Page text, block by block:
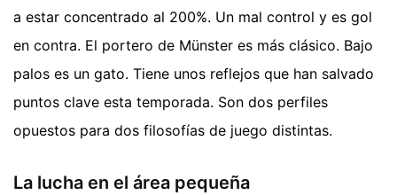
a estar concentrado al 200%. Un mal control y es gol
en contra. El portero de Münster es más clásico. Bajo
palos es un gato. Tiene unos reflejos que han salvado
puntos clave esta temporada. Son dos perfiles
opuestos para dos filosofías de juego distintas.
La lucha en el área pequeña